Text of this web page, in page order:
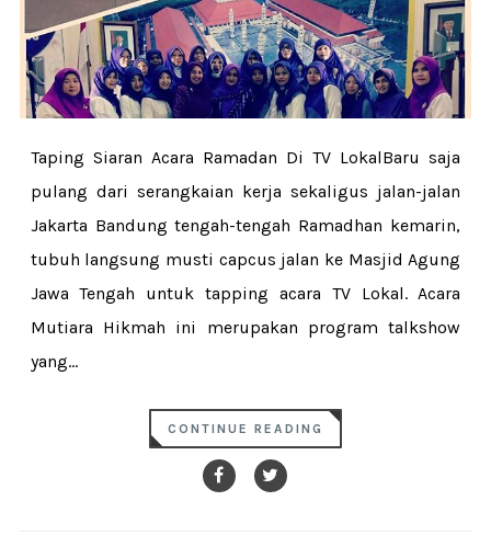
Taping Siaran Acara Ramadan Di TV LokalBaru saja
pulang dari serangkaian kerja sekaligus jalan-jalan
Jakarta Bandung tengah-tengah Ramadhan kemarin,
tubuh langsung musti capcus jalan ke Masjid Agung
Jawa Tengah untuk tapping acara TV Lokal. Acara
Mutiara Hikmah ini merupakan program talkshow
yang...
CONTINUE READING